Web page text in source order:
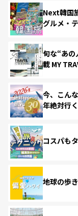
Next韓国
グルメ・
旬な“あの
載 MY
今、こん
年絶対行
コスパも
地球の歩